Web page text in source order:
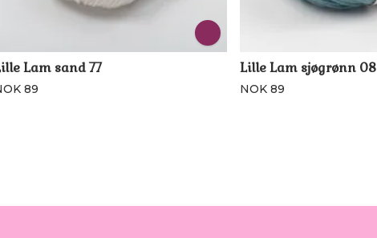
Lam sand 77
89
Lille Lam sjøgrønn 08
NOK 89